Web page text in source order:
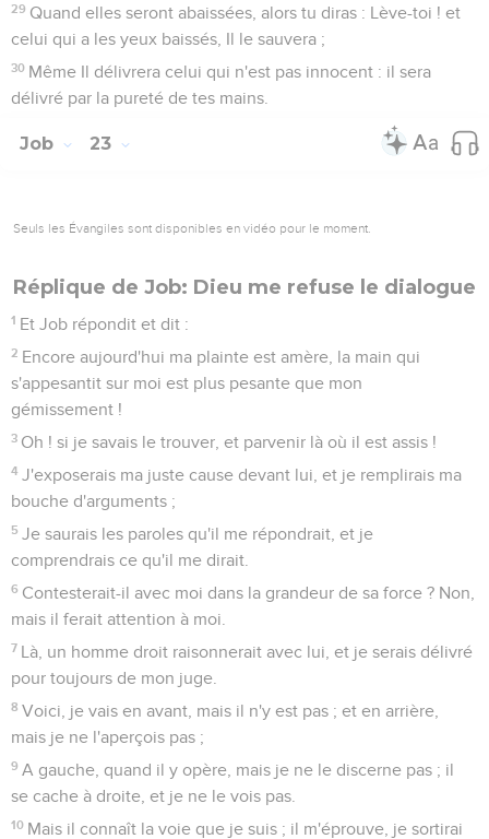
29 Quand elles seront abaissées, alors tu diras : Lève-toi ! et
celui qui a les yeux baissés, Il le sauvera ;
30 Même Il délivrera celui qui n'est pas innocent : il sera
délivré par la pureté de tes mains.
Job 23
Seuls les Évangiles sont disponibles en vidéo pour le moment.
Réplique de Job: Dieu me refuse le dialogue
1 Et Job répondit et dit :
2 Encore aujourd'hui ma plainte est amère, la main qui
s'appesantit sur moi est plus pesante que mon
gémissement !
3 Oh ! si je savais le trouver, et parvenir là où il est assis !
4 J'exposerais ma juste cause devant lui, et je remplirais ma
bouche d'arguments ;
5 Je saurais les paroles qu'il me répondrait, et je
comprendrais ce qu'il me dirait.
6 Contesterait-il avec moi dans la grandeur de sa force ? Non,
mais il ferait attention à moi.
7 Là, un homme droit raisonnerait avec lui, et je serais délivré
pour toujours de mon juge.
8 Voici, je vais en avant, mais il n'y est pas ; et en arrière,
mais je ne l'aperçois pas ;
9 A gauche, quand il y opère, mais je ne le discerne pas ; il
se cache à droite, et je ne le vois pas.
10 Mais il connaît la voie que je suis ; il m'éprouve, je sortirai